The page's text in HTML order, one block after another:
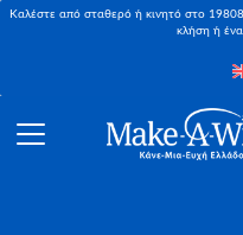
Καλέστε από σταθερό ή κινητό στο
κλήση ή